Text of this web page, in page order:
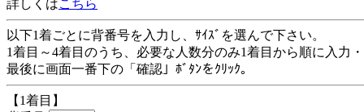
詳しくはこちら
以下1着ごとに背番号を入力し、ｻｲｽﾞを選んで下さい。
1着目～4着目のうち、必要な人数分のみ1着目から順に入力
最後に画面一番下の「確認」ﾎﾞﾀﾝをｸﾘｯｸ。
【1着目】